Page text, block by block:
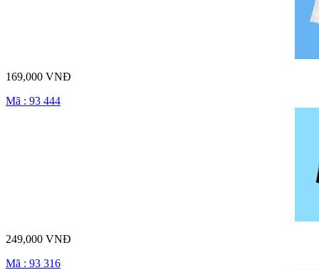
169,000 VNĐ
Mã : 93 444
249,000 VNĐ
Mã : 93 316